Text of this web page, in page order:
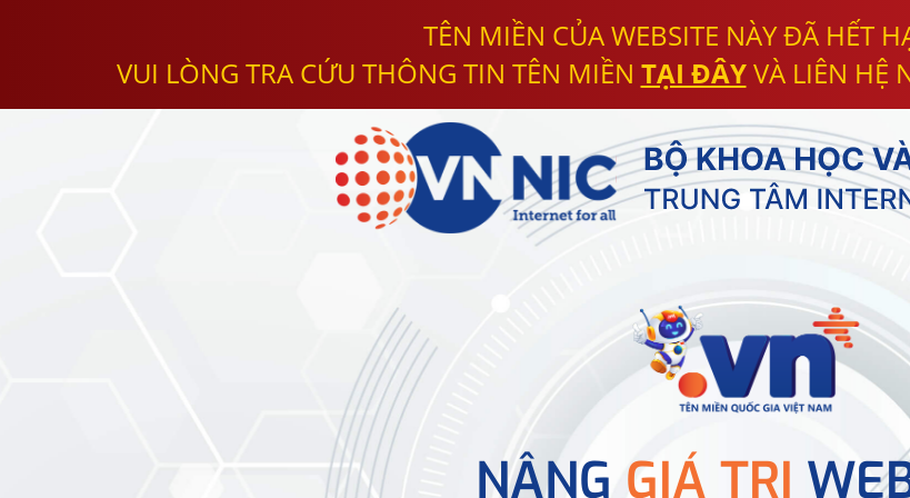
TÊN MIỀN CỦA WEBSITE NÀY ĐÃ HẾT
VUI LÒNG TRA CỨU THÔNG TIN TÊN MIỀN TẠI ĐÂYVÀ LIÊN HỆ
NÂNG GIÁ TRỊ